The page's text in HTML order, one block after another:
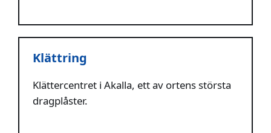
Klättring
Klättercentret i Akalla, ett av ortens största
dragplåster.